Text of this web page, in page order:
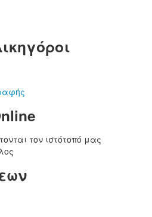
τον ιστότοπό μας